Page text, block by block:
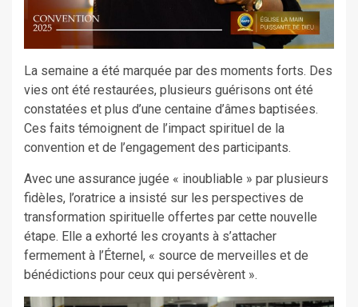
La semaine a été marquée par des moments forts. Des
vies ont été restaurées, plusieurs guérisons ont été
constatées et plus d’une centaine d’âmes baptisées.
Ces faits témoignent de l’impact spirituel de la
convention et de l’engagement des participants.
Avec une assurance jugée « inoubliable » par plusieurs
fidèles, l’oratrice a insisté sur les perspectives de
transformation spirituelle offertes par cette nouvelle
étape. Elle a exhorté les croyants à s’attacher
fermement à l’Éternel, « source de merveilles et de
bénédictions pour ceux qui persévèrent ».